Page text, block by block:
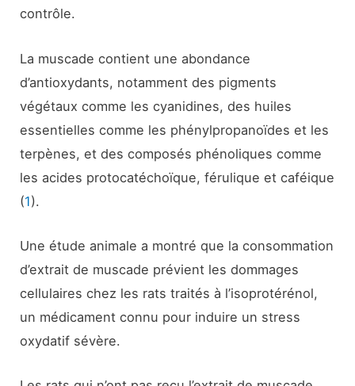
contrôle.
La muscade contient une abondance
d’antioxydants, notamment des pigments
végétaux comme les cyanidines, des huiles
essentielles comme les phénylpropanoïdes et les
terpènes, et des composés phénoliques comme
les acides protocatéchoïque, férulique et caféique
(1).
Une étude animale a montré que la consommation
d’extrait de muscade prévient les dommages
cellulaires chez les rats traités à l’isoprotérénol,
un médicament connu pour induire un stress
oxydatif sévère.